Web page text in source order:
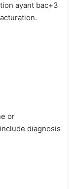
ayant bac+3
or
diagnosis